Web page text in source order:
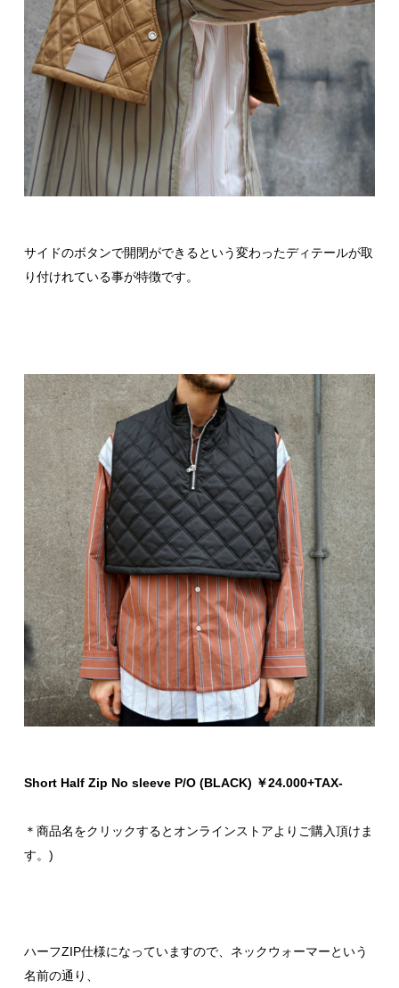
サイドのボタンで開閉ができるという変わったディテールが取
り付けれている事が特徴です。
Short Half Zip No sleeve P/O (BLACK) ￥24.000+TAX-
＊商品名をクリックするとオンラインストアよりご購入頂けま
す。)
ハーフZIP仕様になっていますので、ネックウォーマーという
名前の通り、